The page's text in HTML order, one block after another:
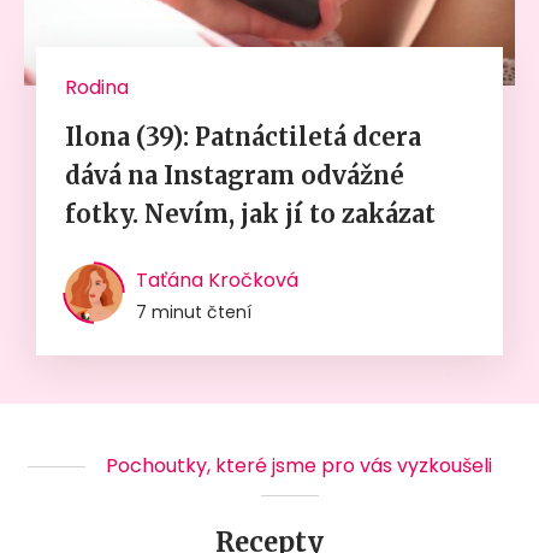
Rodina
Ilona (39): Patnáctiletá dcera
dává na Instagram odvážné
fotky. Nevím, jak jí to zakázat
Taťána Kročková
7 minut čtení
Pochoutky, které jsme pro vás vyzkoušeli
Recepty